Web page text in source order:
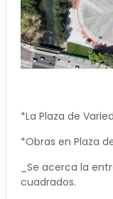
*La Plaza de
*Obras en Plaza
_Se acerca la
cuadrados.